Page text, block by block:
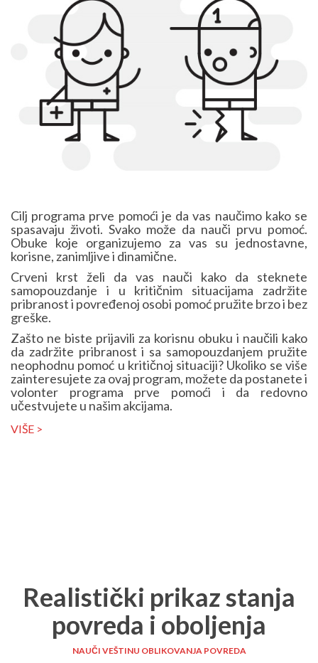
Cilj programa prve pomoći je da vas naučimo kako se
spasavaju životi. Svako može da nauči prvu pomoć.
Obuke koje organizujemo za vas su jednostavne,
korisne, zanimljive i dinamične.
Crveni krst želi da vas nauči kako da steknete
samopouzdanje i u kritičnim situacijama zadržite
pribranost i povređenoj osobi pomoć pružite brzo i bez
greške.
Zašto ne biste prijavili za korisnu obuku i naučili kako
da zadržite pribranost i sa samopouzdanjem pružite
neophodnu pomoć u kritičnoj situaciji? Ukoliko se više
zainteresujete za ovaj program, možete da postanete i
volonter programa prve pomoći i da redovno
učestvujete u našim akcijama.
VIŠE >
Realistički prikaz stanja
povreda i oboljenja
NAUČI VEŠTINU OBLIKOVANJA POVREDA